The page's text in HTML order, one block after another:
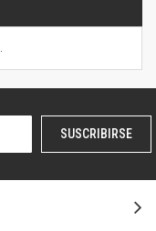
SUSCRIBIRSE